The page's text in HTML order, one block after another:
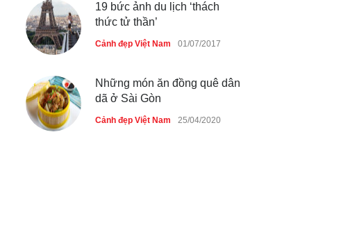
19 bức ảnh du lịch ‘thách
thức tử thần’
Cảnh đẹp Việt Nam 01/07/2017
Những món ăn đồng quê dân
dã ở Sài Gòn
Cảnh đẹp Việt Nam 25/04/2020